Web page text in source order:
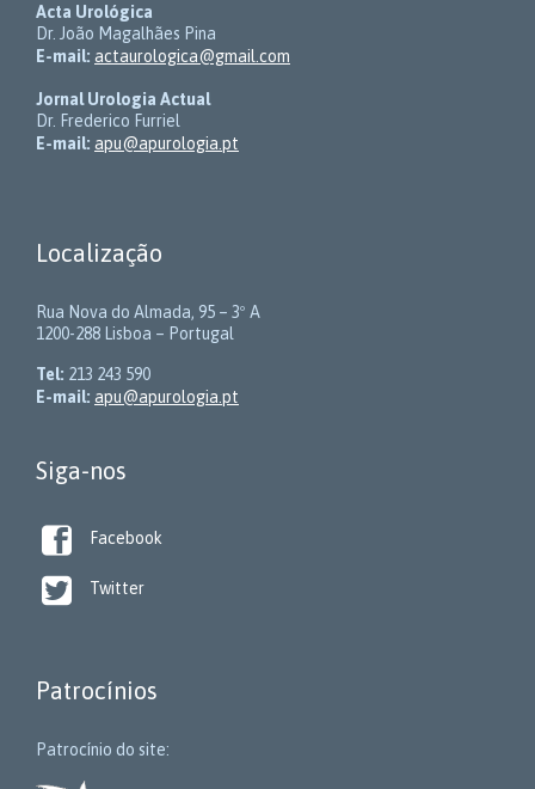
Acta Urológica
Dr. João Magalhães Pina
E-mail: actaurologica@gmail.com
Jornal Urologia Actual
Dr. Frederico Furriel
E-mail: apu@apurologia.pt
Localização
Rua Nova do Almada, 95 – 3º A
1200-288 Lisboa – Portugal
Tel: 213 243 590
E-mail: apu@apurologia.pt
Siga-nos
 Facebook
 Twitter
Patrocínios
Patrocínio do site: